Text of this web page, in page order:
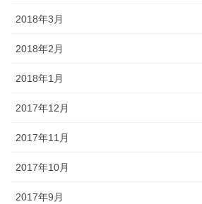
2018年3月
2018年2月
2018年1月
2017年12月
2017年11月
2017年10月
2017年9月